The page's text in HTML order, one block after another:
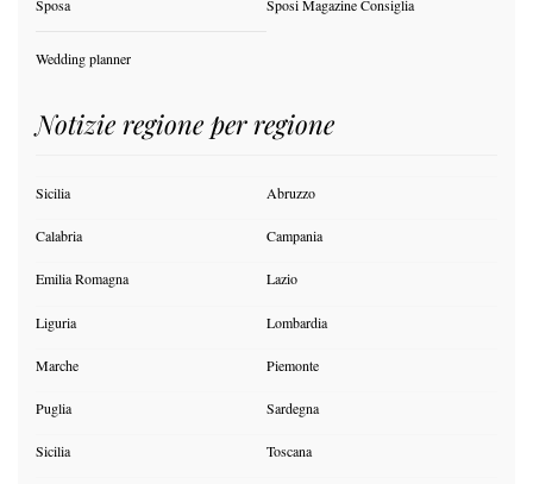
Sposa Sposi Magazine Consiglia
Wedding planner
Notizie regione per regione
Sicilia Abruzzo
Calabria Campania
Emilia Romagna Lazio
Liguria Lombardia
Marche Piemonte
Puglia Sardegna
Sicilia Toscana